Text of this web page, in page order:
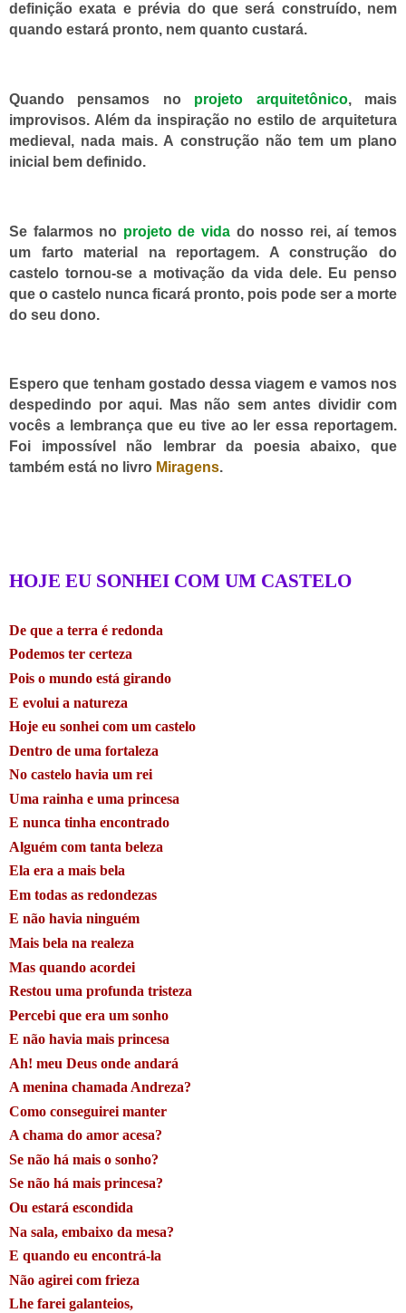
definição exata e prévia do que será construído, nem
quando estará pronto, nem quanto custará.
Quando pensamos no projeto arquitetônico, mais
improvisos. Além da inspiração no estilo de arquitetura
medieval, nada mais. A construção não tem um plano
inicial bem definido.
Se falarmos no projeto de vida do nosso rei, aí temos
um farto material na reportagem. A construção do
castelo tornou-se a motivação da vida dele. Eu penso
que o castelo nunca ficará pronto, pois pode ser a morte
do seu dono.
Espero que tenham gostado dessa viagem e vamos nos
despedindo por aqui. Mas não sem antes dividir com
vocês a lembrança que eu tive ao ler essa reportagem.
Foi impossível não lembrar da poesia abaixo, que
também está no livro Miragens.
HOJE EU SONHEI COM UM CASTELO
De que a terra é redonda
Podemos ter certeza
Pois o mundo está girando
E evolui a natureza
Hoje eu sonhei com um castelo
Dentro de uma fortaleza
No castelo havia um rei
Uma rainha e uma princesa
E nunca tinha encontrado
Alguém com tanta beleza
Ela era a mais bela
Em todas as redondezas
E não havia ninguém
Mais bela na realeza
Mas quando acordei
Restou uma profunda tristeza
Percebi que era um sonho
E não havia mais princesa
Ah! meu Deus onde andará
A menina chamada Andreza?
Como conseguirei manter
A chama do amor acesa?
Se não há mais o sonho?
Se não há mais princesa?
Ou estará escondida
Na sala, embaixo da mesa?
E quando eu encontrá-la
Não agirei com frieza
Lhe farei galanteios,